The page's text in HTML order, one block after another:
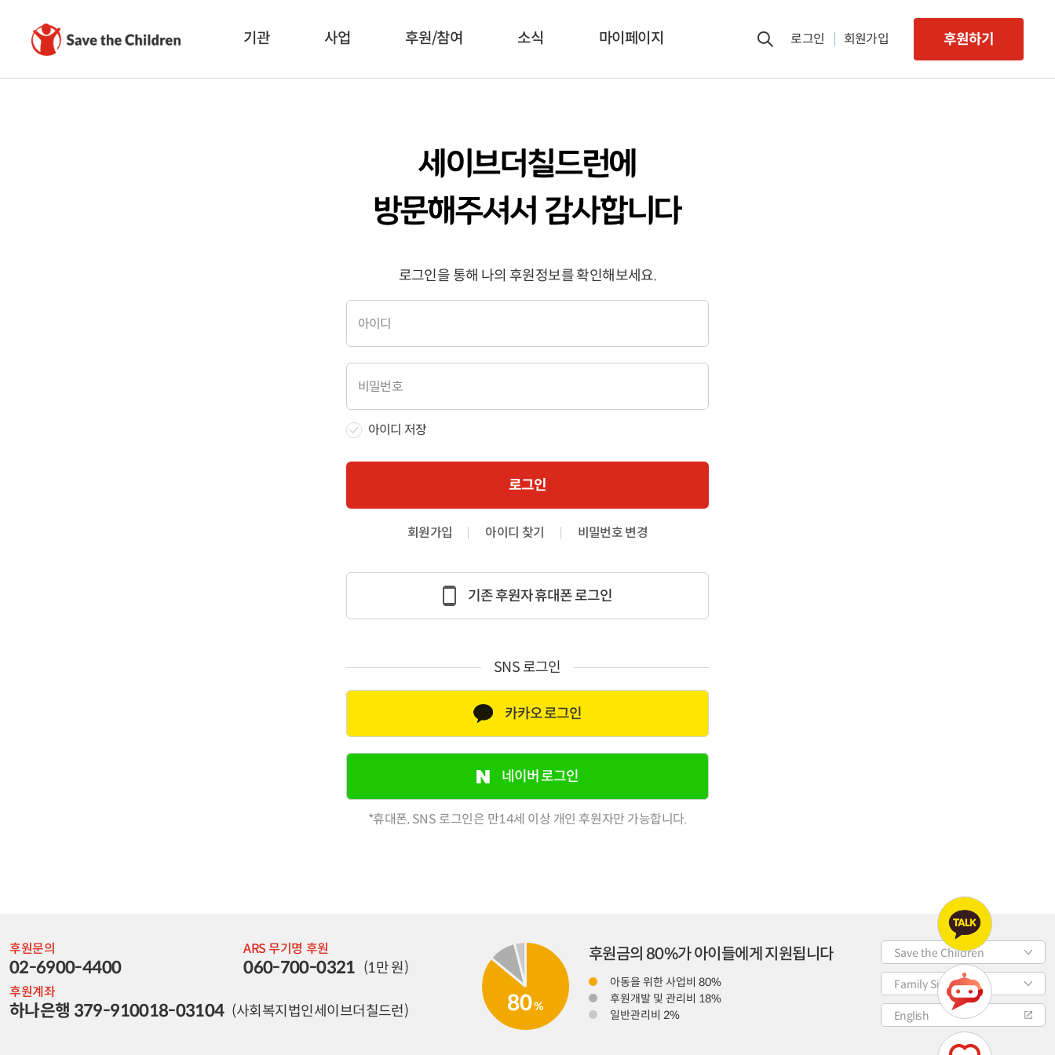
기관 사업 후원/참여 소식 마이페이지 로그인 회원가입 후원하기
세이브더칠드런에
방문해주셔서 감사합니다
로그인을 통해 나의 후원정보를 확인해보세요.
아이디 저장
로그인
회원가입 아이디 찾기 비밀번호 변경
기존 후원자 휴대폰 로그인
SNS 로그인
카카오 로그인
네이버 로그인
*휴대폰, SNS 로그인은 만14세 이상 개인 후원자만 가능합니다.
후원문의
02-6900-4400
ARS 무기명 후원
060-700-0321 (1만 원)
후원계좌
하나은행 379-910018-03104 (사회복지법인세이브더칠드런) 80%
후원금의 80%가 아이들에게 지원됩니다
아동을 위한 사업비 80%
후원개발 및 관리비 18%
일반관리비 2%
Save the Children
Family Site
English